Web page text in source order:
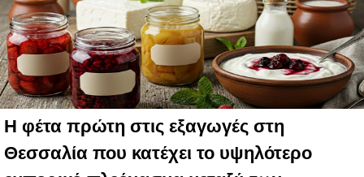
Η φέτα πρώτη στις εξαγωγές στη
Θεσσαλία που κατέχει το υψηλότερο